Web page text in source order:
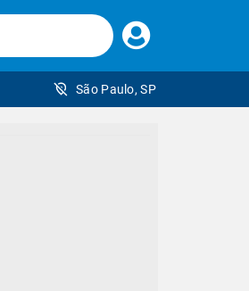
Faça
seu
São Paulo, SP